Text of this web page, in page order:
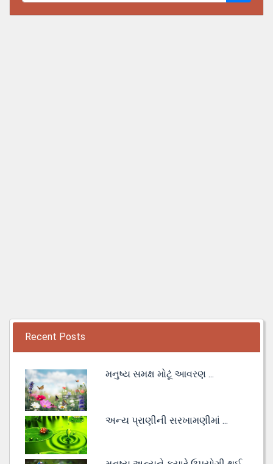
Recent Posts
મનુષ્ય સમક્ષ મોટૂં આવરણ ...
અન્ય પ્રાણીની સરખામણીમાં ...